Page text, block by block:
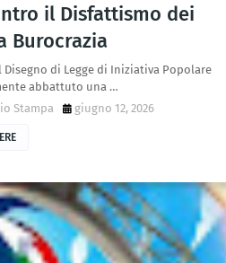
il Disfattismo dei
Burocrazia
Disegno di Legge di Iniziativa Popolare
abbattuto una …
Stampa
giugno 12, 2026